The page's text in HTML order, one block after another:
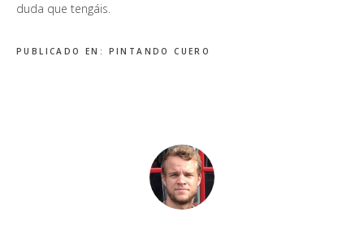
duda que tengáis.
PUBLICADO EN: PINTANDO CUERO